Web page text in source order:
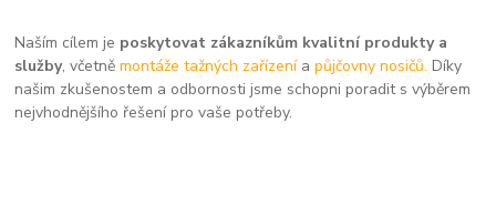
Naším cílem je poskytovat zákazníkům kvalitní produkty a
služby, včetněmontáže tažných zařízení apůjčovny nosičů. Díky
našim zkušenostem a odbornosti jsme schopni poradit s výběrem
nejvhodnějšího řešení pro vaše potřeby.